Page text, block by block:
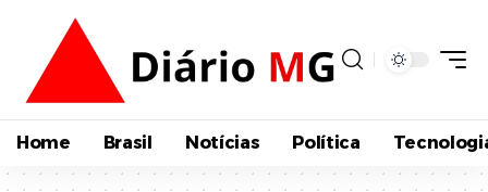
Home Brasil Notícias Política